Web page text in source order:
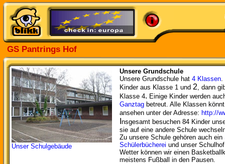
GS Pantrings Hof
Unser Schulgebäude
Unsere Grundschule
Unsere Grundschule hat 4 Klassen.
Kinder aus Klasse 1 und 2, dann
Klasse 4. Einige Kinder werden
Ganztag betreut. Alle Klassen
ansehen unter der Adresse: http://
nsgesamt besuchen 84 Kinder
sie auf eine andere Schule
Zu unsere Schule gehören auch ein
Schülerbücherei und unser
Wetter können wir einen
meistens Fußball in den Pausen.